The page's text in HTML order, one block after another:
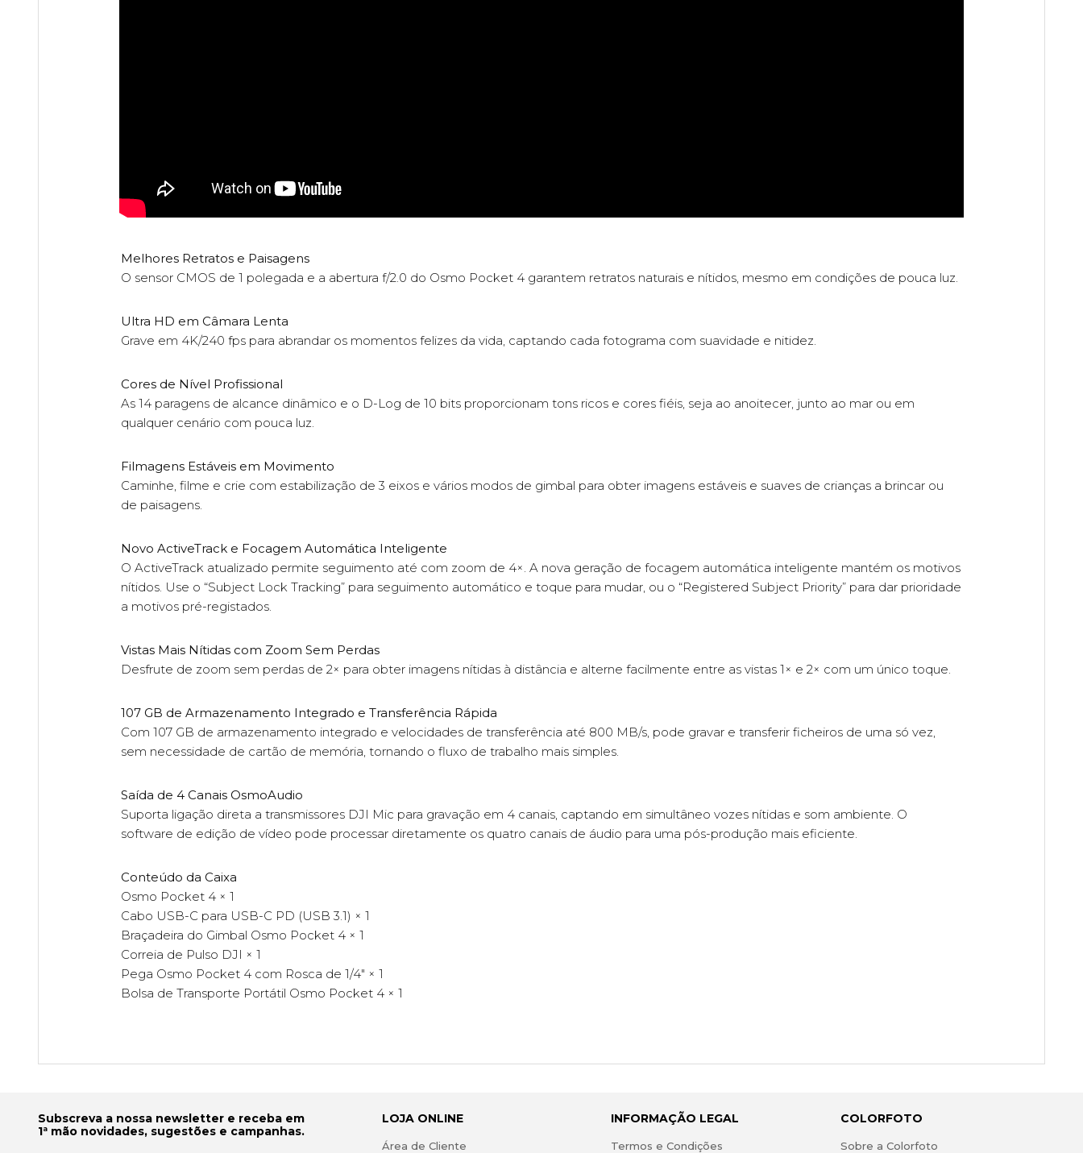
Melhores Retratos e Paisagens
O sensor CMOS de 1 polegada e a abertura f/2.0 do Osmo Pocket 4 garantem retratos naturais e nítidos, mesmo em condições de pouca luz.
Ultra HD em Câmara Lenta
Grave em 4K/240 fps para abrandar os momentos felizes da vida, captando cada fotograma com suavidade e nitidez.
Cores de Nível Profissional
As 14 paragens de alcance dinâmico e o D-Log de 10 bits proporcionam tons ricos e cores fiéis, seja ao anoitecer, junto ao mar ou em
qualquer cenário com pouca luz.
Filmagens Estáveis em Movimento
Caminhe, filme e crie com estabilização de 3 eixos e vários modos de gimbal para obter imagens estáveis e suaves de crianças a brincar ou
de paisagens.
Novo ActiveTrack e Focagem Automática Inteligente
O ActiveTrack atualizado permite seguimento até com zoom de 4×. A nova geração de focagem automática inteligente mantém os motivos
nítidos. Use o “Subject Lock Tracking” para seguimento automático e toque para mudar, ou o “Registered Subject Priority” para dar prioridade
a motivos pré-registados.
Vistas Mais Nítidas com Zoom Sem Perdas
Desfrute de zoom sem perdas de 2× para obter imagens nítidas à distância e alterne facilmente entre as vistas 1× e 2× com um único toque.
107 GB de Armazenamento Integrado e Transferência Rápida
Com 107 GB de armazenamento integrado e velocidades de transferência até 800 MB/s, pode gravar e transferir ficheiros de uma só vez,
sem necessidade de cartão de memória, tornando o fluxo de trabalho mais simples.
Saída de 4 Canais OsmoAudio
Suporta ligação direta a transmissores DJI Mic para gravação em 4 canais, captando em simultâneo vozes nítidas e som ambiente. O
software de edição de vídeo pode processar diretamente os quatro canais de áudio para uma pós-produção mais eficiente.
Conteúdo da Caixa
Osmo Pocket 4 × 1
Cabo USB-C para USB-C PD (USB 3.1) × 1
Braçadeira do Gimbal Osmo Pocket 4 × 1
Correia de Pulso DJI × 1
Pega Osmo Pocket 4 com Rosca de 1/4" × 1
Bolsa de Transporte Portátil Osmo Pocket 4 × 1
Subscreva a nossa newsletter e receba em
1ª mão novidades, sugestões e campanhas.
LOJA ONLINE
Área de Cliente
INFORMAÇÃO LEGAL
Termos e Condições
COLORFOTO
Sobre a Colorfoto